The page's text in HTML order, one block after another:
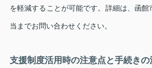
を軽減することが可能です。詳細は、函館
当までお問い合わせください。
支援制度活用時の注意点と手続きの